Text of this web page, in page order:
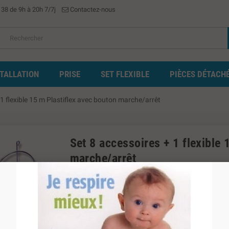
de 9h à 20h 7/7j Contactez-nous
PRISE SET FLEXIBLE PIÈCES
flexible 15 m Plastiflex avec bouton marche/arrêt
Set 8 accessoires + 1 flexible
marche/arrêt
Marque
Ams
Référence
Set 8 accessoires
En stock
10 Produits
EAN-13
0000000000530
000000000530